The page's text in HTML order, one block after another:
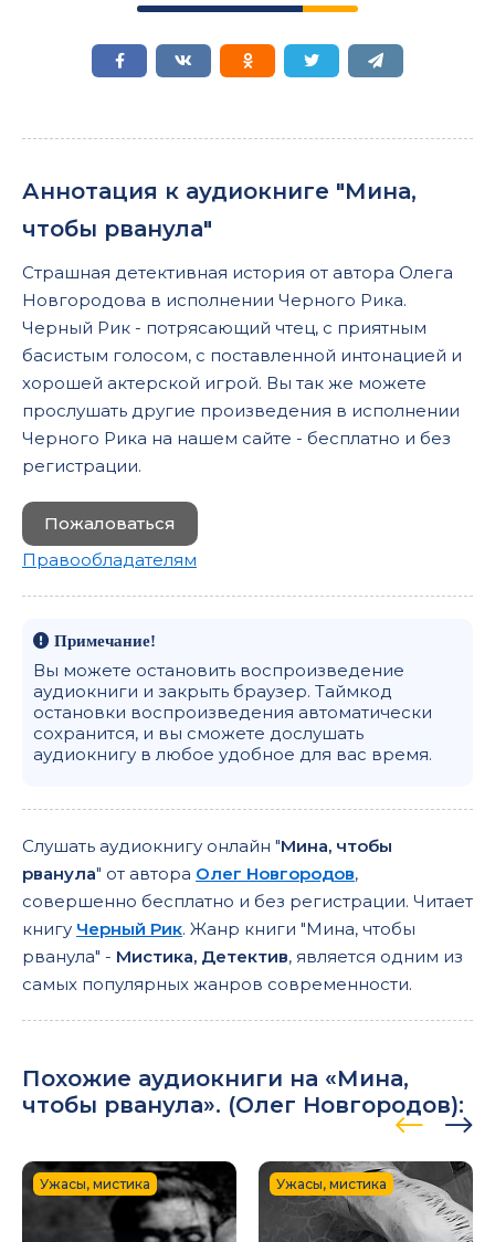
Аннотация к аудиокниге "Мина,
чтобы рванула"
Страшная детективная история от автора Олега
Новгородова в исполнении Черного Рика.
Черный Рик - потрясающий чтец, с приятным
басистым голосом, с поставленной интонацией и
хорошей актерской игрой. Вы так же можете
прослушать другие произведения в исполнении
Черного Рика на нашем сайте - бесплатно и без
регистрации.
Пожаловаться
Правообладателям
Примечание!
Вы можете остановить воспроизведение
аудиокниги и закрыть браузер. Таймкод
остановки воспроизведения автоматически
сохранится, и вы сможете дослушать
аудиокнигу в любое удобное для вас время.
Слушать аудиокнигу онлайн "Мина, чтобы
рванула" от автора Олег Новгородов,
совершенно бесплатно и без регистрации. Читает
книгу Черный Рик. Жанр книги "Мина, чтобы
рванула" - Мистика, Детектив, является одним из
самых популярных жанров современности.
Похожие аудиокниги на «Мина,
чтобы рванула». (Олег Новгородов):
Ужасы, мистика Ужасы, мистика